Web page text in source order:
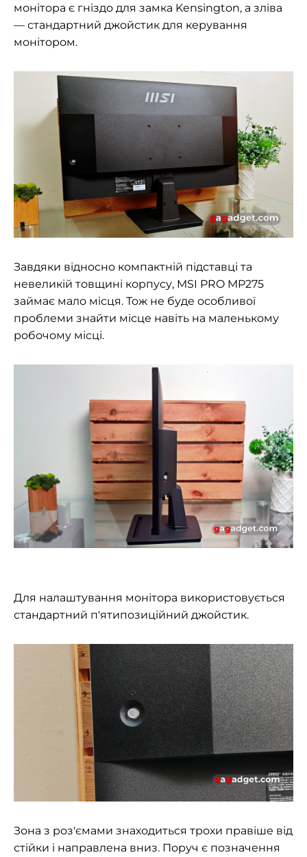
монітора є гніздо для замка Kensington, а зліва
— стандартний джойстик для керування
монітором.
Завдяки відносно компактній підставці та
невеликій товщині корпусу, MSI PRO MP275
займає мало місця. Тож не буде особливої
проблеми знайти місце навіть на маленькому
робочому місці.
Для налаштування монітора використовується
стандартний п'ятипозиційний джойстик.
Зона з роз'ємами знаходиться трохи правіше від
стійки і направлена вниз. Поруч є позначення